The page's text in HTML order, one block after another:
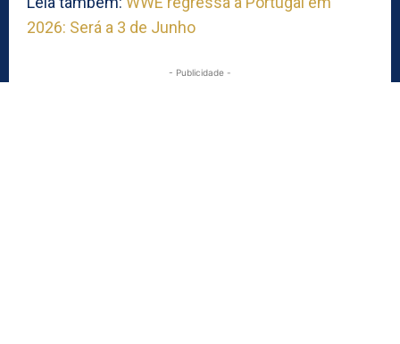
2026: Será a 3 de Junho
- Publicidade -